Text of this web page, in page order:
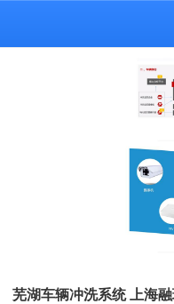
芜湖车辆冲洗系统 上海